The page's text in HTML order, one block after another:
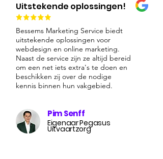
Uitstekende oplossingen!
Bessems Marketing Service biedt
uitstekende oplossingen voor
webdesign en online marketing.
Naast de service zijn ze altijd bereid
om een net iets extra's te doen en
beschikken zij over de nodige
kennis binnen hun vakgebied.
Pim Senff
Eigenaar Pegasus
Uitvaartzorg